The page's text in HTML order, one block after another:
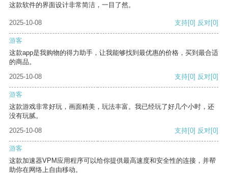
这款软件的界面设计非常简洁，一目了然。
2025-10-08 支持[0] 反对[0]
游客
这款app是我购物的得力助手，让我能够找到最优惠的价格，买到最合适
的商品。
2025-10-08
支持[0] 反对[0]
游客
这款游戏非常好玩，画面精美，玩法丰富。我已经玩了好几个小时，还
没有玩腻。
2025-10-08
支持[0] 反对[0]
游客
这款加速器VPM应用程序可以给你提供最高速度和安全性的连接，并帮
助你在网络上自由移动。